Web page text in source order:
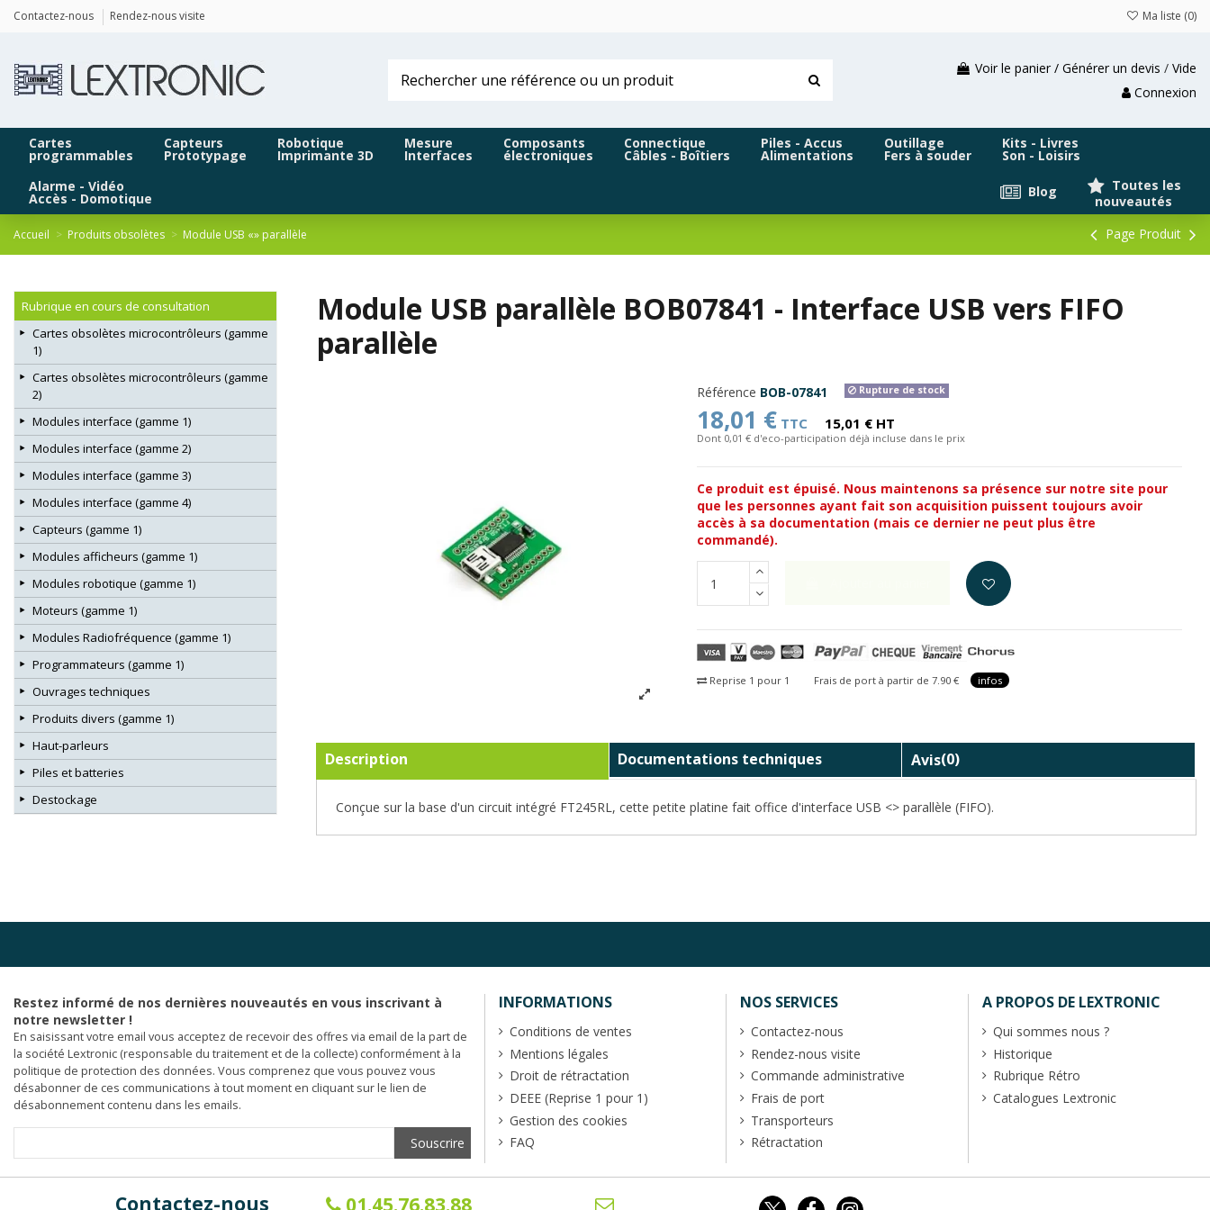
Contactez-nous Rendez-nous visite Ma liste (0)
Voir le panier / Générer un devis / Vide
Connexion
Cartes
programmables
Capteurs
Prototypage
Robotique
Imprimante 3D
Mesure
Interfaces
Composants
électroniques
Connectique
Câbles - Boîtiers
Piles - Accus
Alimentations
Outillage
Fers à souder
Kits - Livres
Son - Loisirs
Alarme - Vidéo
Accès - Domotique
Toutes les
nouveautés
Blog
Accueil Produits obsolètes Module USB «» parallèle Page Produit
Module USB parallèle BOB07841 - Interface USB vers FIFO
parallèle
Référence BOB-07841 Rupture de stock
18,01 € TTC 15,01 € HT
Dont 0,01 € d'eco-participation déjà incluse dans le prix
Ce produit est épuisé. Nous maintenons sa présence sur notre site pour
que les personnes ayant fait son acquisition puissent toujours avoir
accès à sa documentation (mais ce dernier ne peut plus être
commandé).
Reprise 1 pour 1 Frais de port à partir de 7.90 € infos
Description Documentations techniques Avis(0)
Conçue sur la base d'un circuit intégré FT245RL, cette petite platine fait office d'interface USB <> parallèle (FIFO).
Rubrique en cours de consultation
Cartes obsolètes microcontrôleurs (gamme
1)
Cartes obsolètes microcontrôleurs (gamme
2)
Modules interface (gamme 1)
Modules interface (gamme 2)
Modules interface (gamme 3)
Modules interface (gamme 4)
Capteurs (gamme 1)
Modules afficheurs (gamme 1)
Modules robotique (gamme 1)
Moteurs (gamme 1)
Modules Radiofréquence (gamme 1)
Programmateurs (gamme 1)
Ouvrages techniques
Produits divers (gamme 1)
Haut-parleurs
Piles et batteries
Destockage
Restez informé de nos dernières nouveautés en vous inscrivant à
notre newsletter !
En saisissant votre email vous acceptez de recevoir des offres via email de la part de
la société Lextronic (responsable du traitement et de la collecte) conformément à la
politique de protection des données. Vous comprenez que vous pouvez vous
désabonner de ces communications à tout moment en cliquant sur le lien de
désabonnement contenu dans les emails.
INFORMATIONS
Conditions de ventes
Mentions légales
Droit de rétractation
DEEE (Reprise 1 pour 1)
Gestion des cookies
FAQ
NOS SERVICES
Contactez-nous
Rendez-nous visite
Commande administrative
Frais de port
Transporteurs
Rétractation
A PROPOS DE LEXTRONIC
Qui sommes nous ?
Historique
Rubrique Rétro
Catalogues Lextronic
Contactez-nous 01.45.76.83.88
Panneau de gestion des cookies